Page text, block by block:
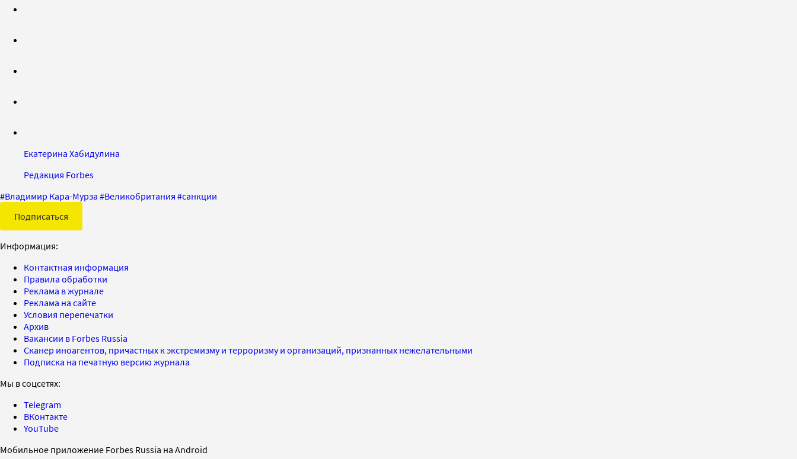
Екатерина Хабидулина
Редакция Forbes
#Владимир Кара-Мурза #Великобритания #санкции
Подписаться
Информация:
Контактная информация
Правила обработки
Реклама в журнале
Реклама на сайте
Условия перепечатки
Архив
Вакансии в Forbes Russia
Сканер иноагентов, причастных к экстремизму и терроризму и организаций, признанных нежелательными
Подписка на печатную версию журнала
Мы в соцсетях:
Telegram
ВКонтакте
YouTube
Мобильное приложение Forbes Russia на Android